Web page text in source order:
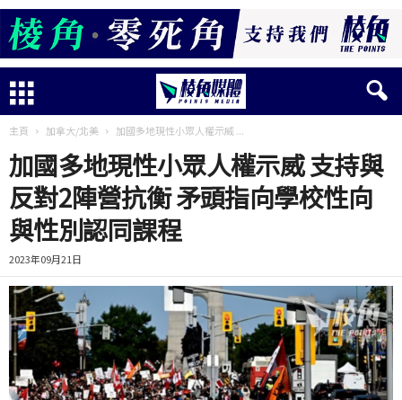
主頁 加拿大/北美 加國多地現性小眾人權示威 ...
加國多地現性小眾人權示威 支持與
反對2陣營抗衡 矛頭指向學校性向
與性別認同課程
2023年09月21日